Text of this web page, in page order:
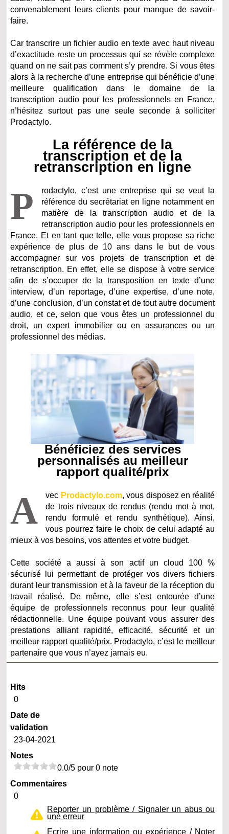
convenablement leurs clients pour manque de savoir-
faire.
Car transcrire un fichier audio en texte avec haut niveau
d’exactitude reste un processus qui se révèle complexe
quand on ne sait pas comment s’y prendre. Si vous êtes
alors à la recherche d’une entreprise qui bénéficie d’une
meilleure qualification dans le domaine de la
transcription audio pour les professionnels en France,
n’hésitez surtout pas une seule seconde à solliciter
Prodactylo.
La référence de la
transcription et de la
retranscription en ligne
P
rodactylo, c’est une entreprise qui se veut la
référence du secrétariat en ligne notamment en
matière de la transcription audio et de la
retranscription audio pour les professionnels en
France. Et en tant que telle, elle vous propose sa riche
expérience de plus de 10 ans dans le but de vous
accompagner sur vos projets de transcription et de
retranscription. En effet, elle se dispose à votre service
afin de s’occuper de la transposition en texte d’une
interview, d’un reportage, d’une expertise, d’une note,
d’une conclusion, d’un constat et de tout autre document
audio, et ce, selon que vous êtes un professionnel du
droit, un expert immobilier ou en assurances ou un
professionnel des médias.
Bénéficiez des services
personnalisés au meilleur
rapport qualité/prix
A vec Prodactylo.com, vous disposez en réalité
de trois niveaux de rendus (rendu mot à mot,
rendu formulé et rendu synthétique). Ainsi,
vous pourrez faire le choix de celui adapté au
mieux à vos besoins, vos attentes et votre budget.
Cette société a aussi à son actif un cloud 100 %
sécurisé lui permettant de protéger vos divers fichiers
durant leur transmission et à la faveur de la réception du
travail réalisé. De même, elle s’est entourée d’une
équipe de professionnels reconnus pour leur qualité
rédactionnelle. Une équipe pouvant vous assurer des
prestations alliant rapidité, efficacité, sécurité et un
meilleur rapport qualité/prix. Prodactylo, c’est le meilleur
partenaire que vous n’ayez jamais eu.
Hits
0
Date de
validation
23-04-2021
Notes
0.0/5 pour 0 note
Commentaires
0
Reporter un problème / Signaler un abus ou
une erreur
Ecrire une information ou expérience / Noter